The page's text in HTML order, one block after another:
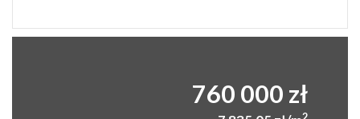
760 000 zł